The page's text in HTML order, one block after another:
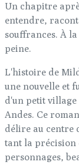
Un chapitre
entendre,
souffrances. À
peine.
L'histoire de
une nouvelle et
d'un petit
Andes. Ce
délire au centre
tant la précision
personnages,